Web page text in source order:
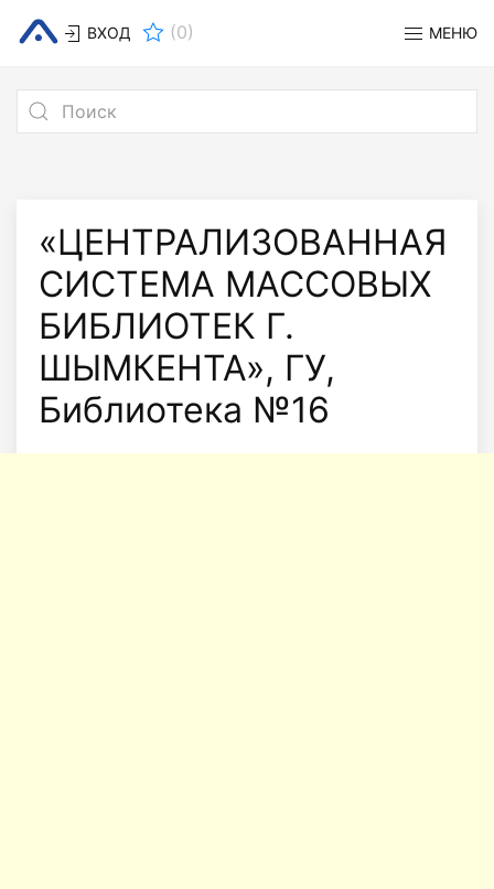
ВХОД (0) МЕНЮ
«ЦЕНТРАЛИЗОВАННАЯ
СИСТЕМА МАССОВЫХ
БИБЛИОТЕК Г.
ШЫМКЕНТА», ГУ,
Библиотека №16